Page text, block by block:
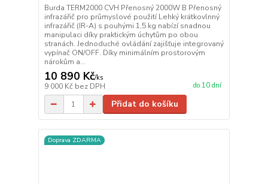
Burda TERM2000 CVH Přenosný 2000W B Přenosný
infrazářič pro průmyslové použití Lehký krátkovlnný
infrazářič (IR-A) s pouhými 1,5 kg nabízí snadnou
manipulaci díky praktickým úchytům po obou
stranách. Jednoduché ovládání zajišťuje integrovaný
vypínač ON/OFF. Díky minimálním prostorovým
nárokům a...
10 890 Kč/ks
9 000 Kč bez DPH do 10 dní
Přidat do košíku
Doprava ZDARMA